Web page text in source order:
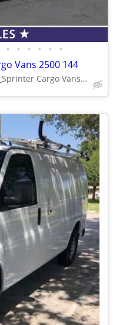
• • • • • •
Vans 2500 144
_FREIGHTLINER_ _Sprinter Cargo Vans_ _Va